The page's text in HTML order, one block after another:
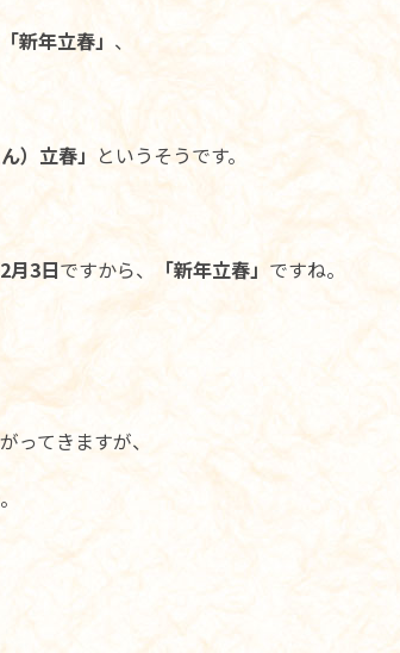
「新年立春」 、
）立春」 というそうです。
月3日ですから、 「新年立春」 ですね。
ってきますが、